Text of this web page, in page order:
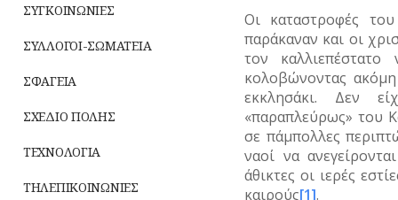
ΣΥΓΚΟΙΝΩΝΙΕΣ
ΣΥΛΛΟΓΟΙ-ΣΩΜΑΤΕΙΑ
ΣΦΑΓΕΙΑ
ΣΧΕΔΙΟ ΠΟΛΗΣ
ΤΕΧΝΟΛΟΓΙΑ
ΤΗΛΕΠΙΚΟΙΝΩΝΙΕΣ
Οι καταστροφές
παράκαναν και οι
τον
κολοβώνοντας
εκκλησάκι. Δεν
«παραπλεύρως» του
σε πάμπολλες
ναοί να
άθικτες οι ιερές
καιρούς[1].